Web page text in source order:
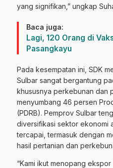
yang signifikan,” ungkap
Baca juga:
Lagi, 120 Orang di
Pasangkayu
Pada kesempatan ini, SDK
Sulbar sangat bergantung
khususnya perkebunan dan
menyumbang 46 persen
(PDRB). Pemprov Sulbar
diversifikasi sektor ekonomi
tercapai, termasuk dengan
hasil pertanian dan
“Kami ikut menopang ekspor